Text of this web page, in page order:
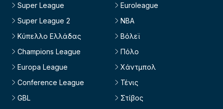
Super League
Super League 2
Κύπελλο Ελλάδας
Champions League
Europa League
Conference League
GBL
Euroleague
NBA
Βόλεϊ
Πόλο
Χάντμπολ
Τένις
Στίβος